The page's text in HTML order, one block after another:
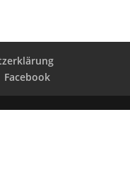
Facebook